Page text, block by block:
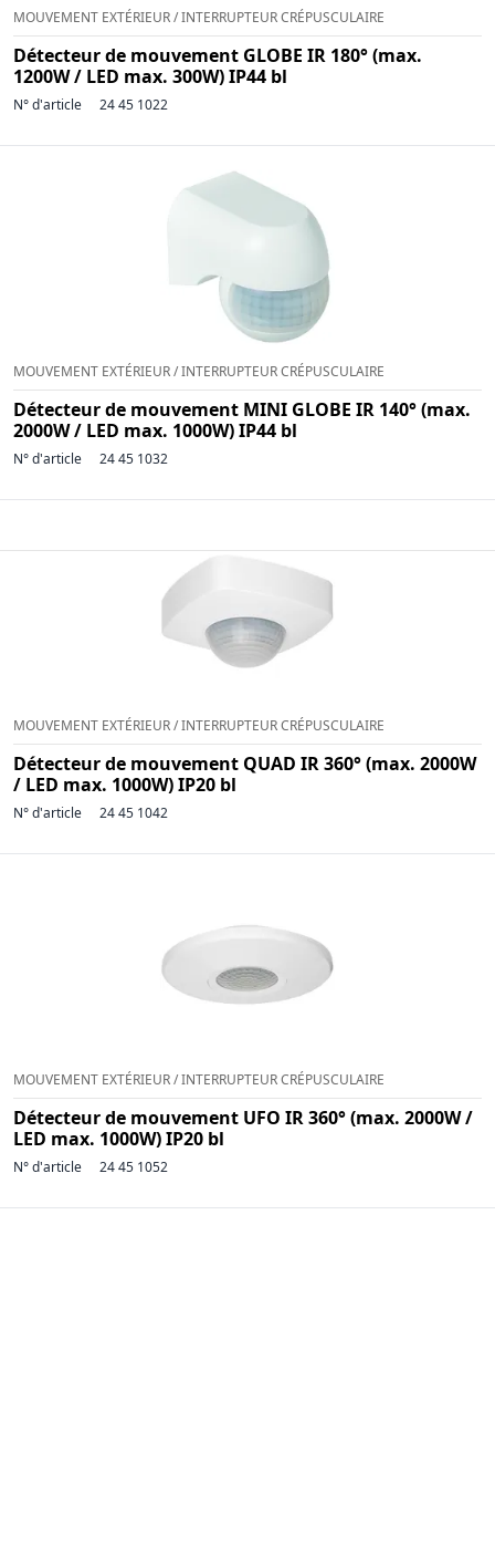
MOUVEMENT EXTÉRIEUR / INTERRUPTEUR CRÉPUSCULAIRE
Détecteur de mouvement GLOBE IR 180° (max.
1200W / LED max. 300W) IP44 bl
N° d'article 24 45 1022
MOUVEMENT EXTÉRIEUR / INTERRUPTEUR CRÉPUSCULAIRE
Détecteur de mouvement MINI GLOBE IR 140° (max.
2000W / LED max. 1000W) IP44 bl
N° d'article 24 45 1032
MOUVEMENT EXTÉRIEUR / INTERRUPTEUR CRÉPUSCULAIRE
Détecteur de mouvement QUAD IR 360° (max. 2000W
/ LED max. 1000W) IP20 bl
N° d'article 24 45 1042
MOUVEMENT EXTÉRIEUR / INTERRUPTEUR CRÉPUSCULAIRE
Détecteur de mouvement UFO IR 360° (max. 2000W /
LED max. 1000W) IP20 bl
N° d'article 24 45 1052